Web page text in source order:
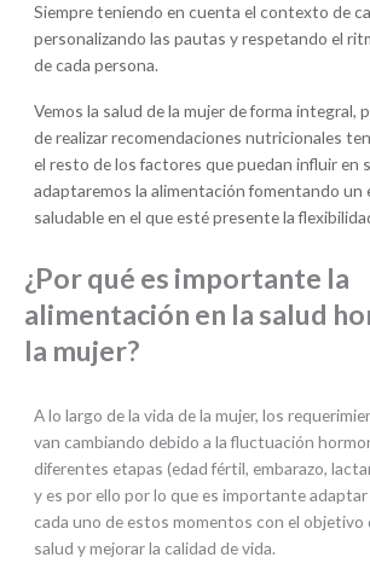
Siempre teniendo en cuenta el contexto de
personalizando las pautas y respetando el
de cada persona.
Vemos la salud de la mujer de forma integral,
de realizar recomendaciones nutricionales
el resto de los factores que puedan influir en
adaptaremos la alimentación fomentando un
saludable en el que esté presente la
¿Por qué es importante la
alimentación en la salud
la mujer?
A lo largo de la vida de la mujer, los
van cambiando debido a la fluctuación
diferentes etapas (edad fértil, embarazo,
y es por ello por lo que es importante
cada uno de estos momentos con el objetivo
salud y mejorar la calidad de vida.